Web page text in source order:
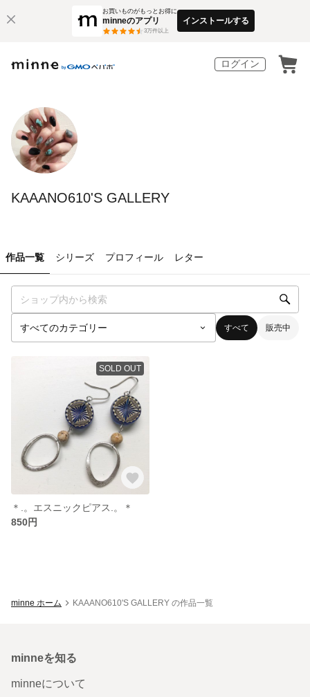
お買いものがもっとお得に
minneのアプリ
3万件以上
インストールする
ログイン
KAAANO610'S GALLERY
作品一覧 シリーズ プロフィール レター
すべて 販売中
SOLD OUT
＊.。エスニックピアス.。＊
850円
minne ホーム KAAANO610'S GALLERY の作品一覧
minneを知る
minneについて